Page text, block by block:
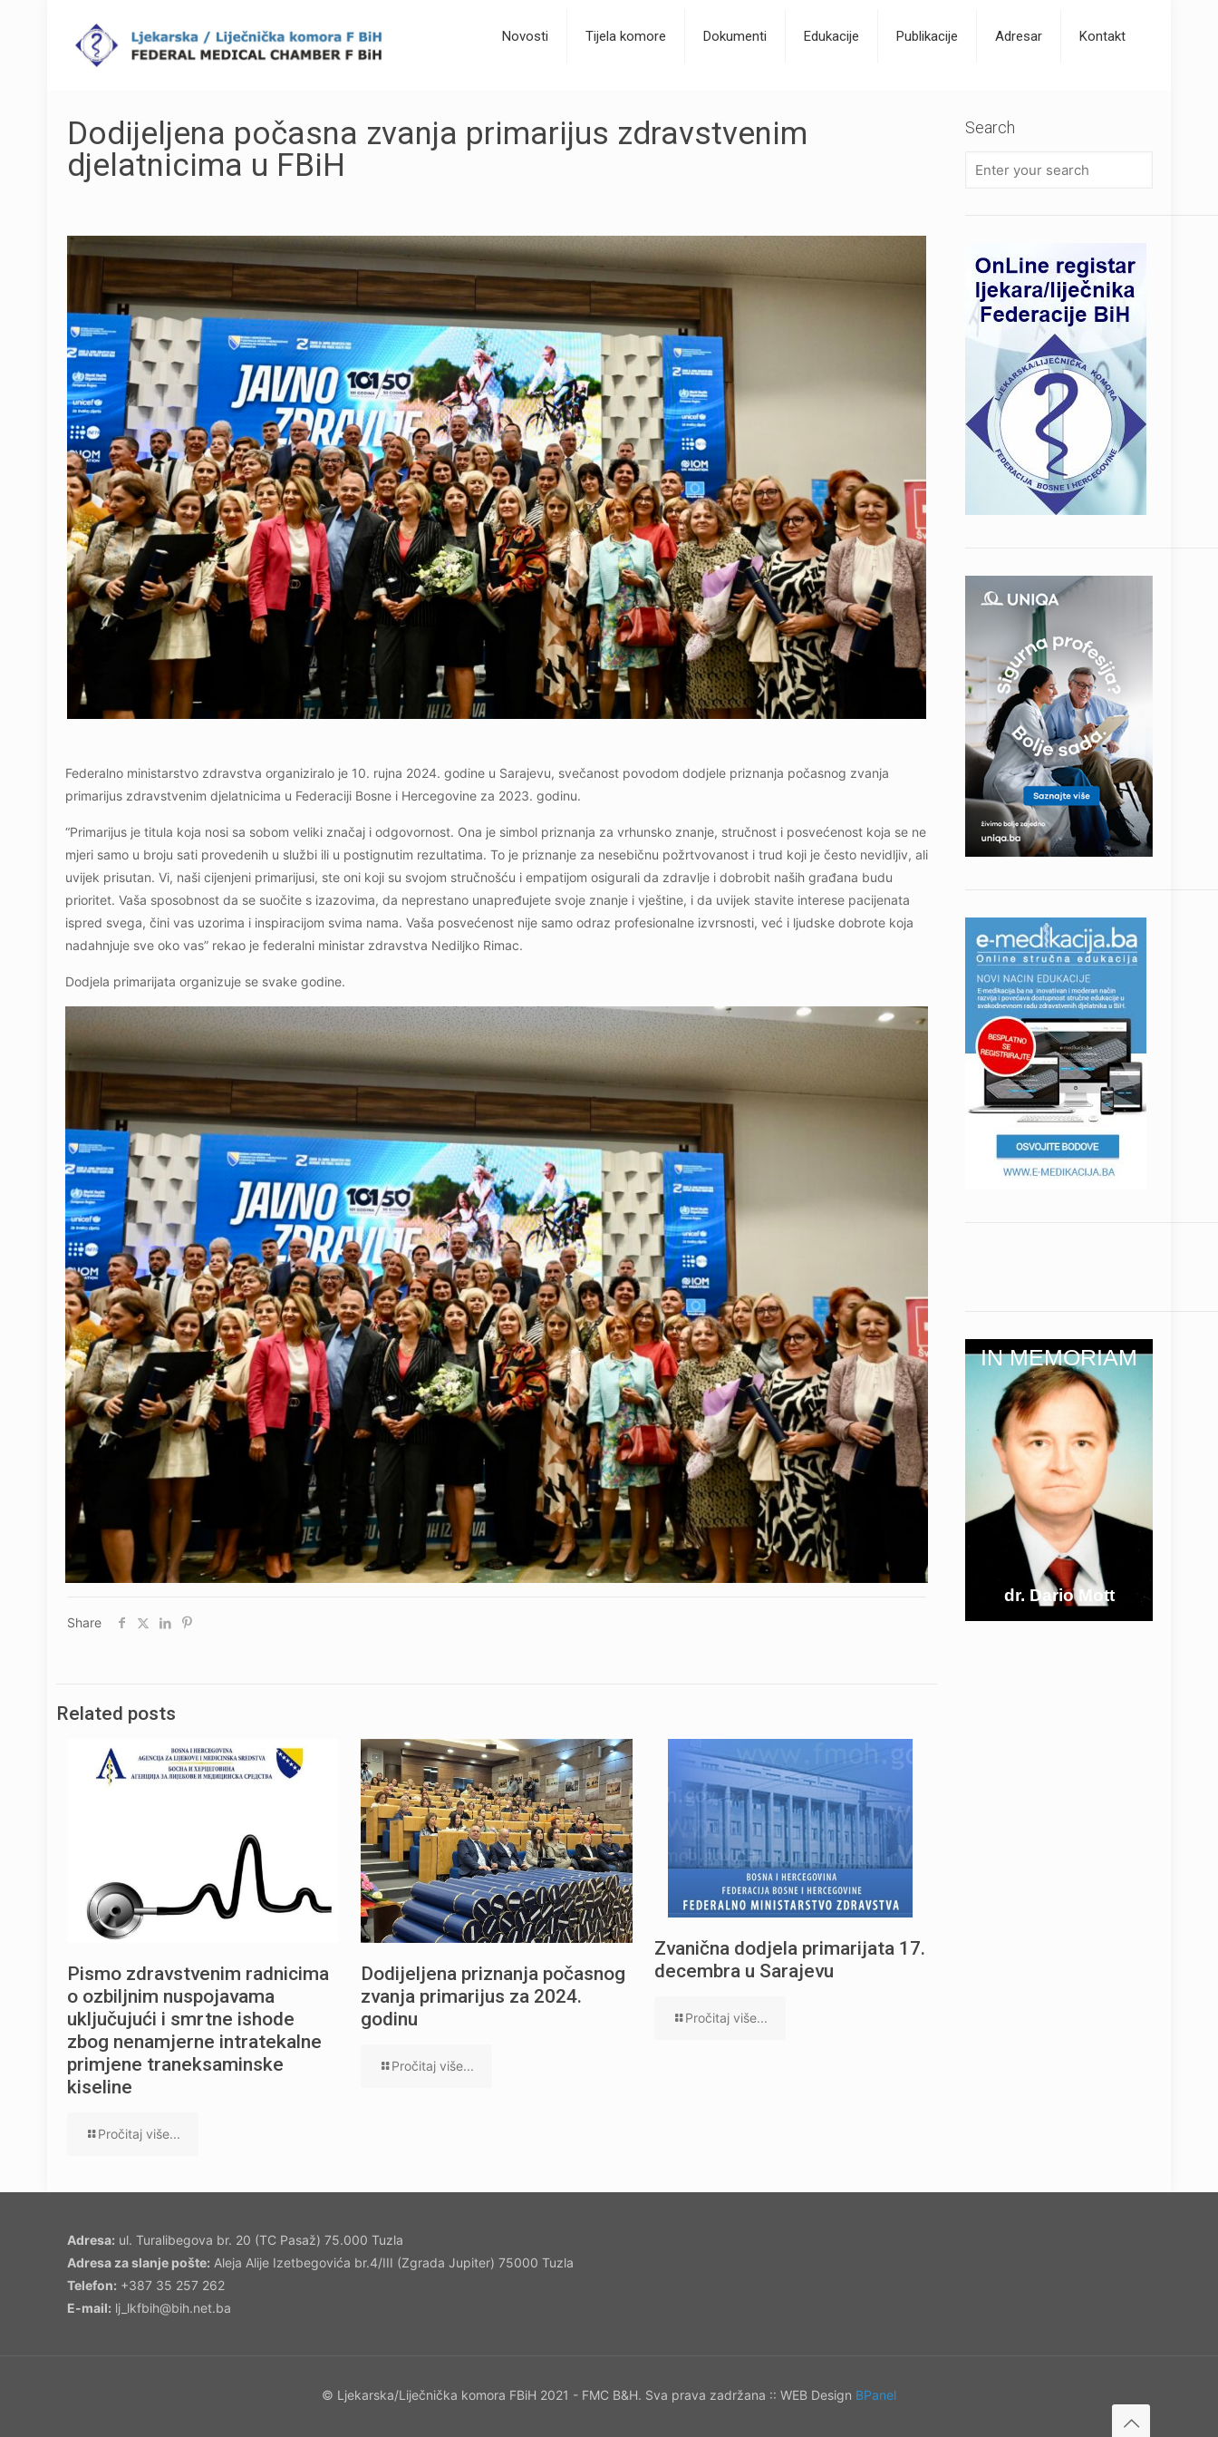
Novosti Tijela komore Dokumenti Edukacije Publikacije Adresar Kontakt
Dodijeljena počasna zvanja primarijus zdravstvenim
djelatnicima u FBiH
Federalno ministarstvo zdravstva organiziralo je 10. rujna 2024. godine u Sarajevu, svečanost povodom dodjele priznanja počasnog zvanja
primarijus zdravstvenim djelatnicima u Federaciji Bosne i Hercegovine za 2023. godinu.
“Primarijus je titula koja nosi sa sobom veliki značaj i odgovornost. Ona je simbol priznanja za vrhunsko znanje, stručnost i posvećenost koja se ne
mjeri samo u broju sati provedenih u službi ili u postignutim rezultatima. To je priznanje za nesebičnu požrtvovanost i trud koji je često nevidljiv, ali
uvijek prisutan. Vi, naši cijenjeni primarijusi, ste oni koji su svojom stručnošću i empatijom osigurali da zdravlje i dobrobit naših građana budu
prioritet. Vaša sposobnost da se suočite s izazovima, da neprestano unapređujete svoje znanje i vještine, i da uvijek stavite interese pacijenata
ispred svega, čini vas uzorima i inspiracijom svima nama. Vaša posvećenost nije samo odraz profesionalne izvrsnosti, već i ljudske dobrote koja
nadahnjuje sve oko vas” rekao je federalni ministar zdravstva Nediljko Rimac.
Dodjela primarijata organizuje se svake godine.
Share
Related posts
Pismo zdravstvenim radnicima
o ozbiljnim nuspojavama
uključujući i smrtne ishode
zbog nenamjerne intratekalne
primjene traneksaminske
kiseline
Pročitaj više...
Dodijeljena priznanja počasnog
zvanja primarijus za 2024.
godinu
Pročitaj više...
Zvanična dodjela primarijata 17.
decembra u Sarajevu
Pročitaj više...
Search
dr. Dario Mott
IN MEMORIAM
Adresa: ul. Turalibegova br. 20 (TC Pasaž) 75.000 Tuzla
Adresa za slanje pošte: Aleja Alije Izetbegovića br.4/III (Zgrada Jupiter) 75000 Tuzla
Telefon: +387 35 257 262
E-mail: lj_lkfbih@bih.net.ba
© Ljekarska/Liječnička komora FBiH 2021 - FMC B&H. Sva prava zadržana :: WEB Design BPanel